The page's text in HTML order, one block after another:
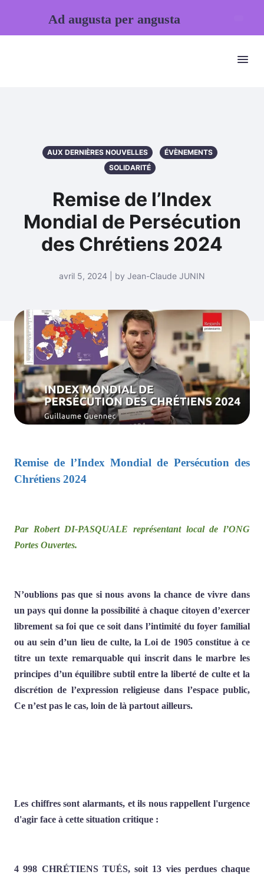
AUX DERNIÈRES NOUVELLES
ÉVÈNEMENTS
SOLIDARITÉ
Remise de l’Index
Mondial de Persécution
des Chrétiens 2024
avril 5, 2024 | by Jean-Claude JUNIN
Remise de l’Index Mondial de Persécution des
Chrétiens 2024
Par Robert DI-PASQUALE représentant local de l’ONG
Portes Ouvertes.
N’oublions pas que si nous avons la chance de vivre dans
un pays qui donne la possibilité à chaque citoyen d’exercer
librement sa foi que ce soit dans l’intimité du foyer familial
ou au sein d’un lieu de culte, la Loi de 1905 constitue à ce
titre un texte remarquable qui inscrit dans le marbre les
principes d’un équilibre subtil entre la liberté de culte et la
discrétion de l’expression religieuse dans l’espace public,
Ce n’est pas le cas, loin de là partout ailleurs.
Les chiffres sont alarmants, et ils nous rappellent l'urgence
d'agir face à cette situation critique :
4 998 CHRÉTIENS TUÉS, soit 13 vies perdues chaque
Ad augusta per angusta